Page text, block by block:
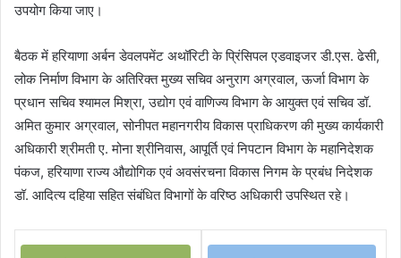
उपयोग किया जाए।
बैठक में हरियाणा अर्बन डेवलपमेंट अथॉरिटी के प्रिंसिपल एडवाइजर डी.एस. ढेसी,
लोक निर्माण विभाग के अतिरिक्त मुख्य सचिव अनुराग अग्रवाल, ऊर्जा विभाग के
प्रधान सचिव श्यामल मिश्रा, उद्योग एवं वाणिज्य विभाग के आयुक्त एवं सचिव डॉ.
अमित कुमार अग्रवाल, सोनीपत महानगरीय विकास प्राधिकरण की मुख्य कार्यकारी
अधिकारी श्रीमती ए. मोना श्रीनिवास, आपूर्ति एवं निपटान विभाग के महानिदेशक
पंकज, हरियाणा राज्य औद्योगिक एवं अवसंरचना विकास निगम के प्रबंध निदेशक
डॉ. आदित्य दहिया सहित संबंधित विभागों के वरिष्ठ अधिकारी उपस्थित रहे।